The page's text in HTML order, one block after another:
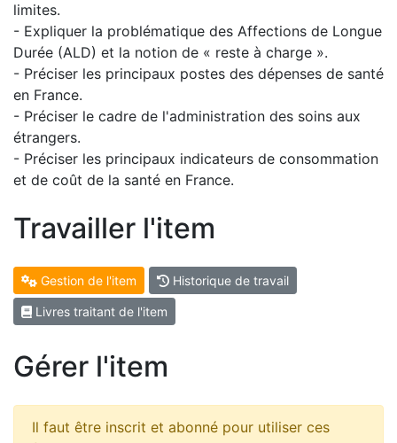
limites.
- Expliquer la problématique des Affections de Longue
Durée (ALD) et la notion de « reste à charge ».
- Préciser les principaux postes des dépenses de santé
en France.
- Préciser le cadre de l'administration des soins aux
étrangers.
- Préciser les principaux indicateurs de consommation
et de coût de la santé en France.
Travailler l'item
Gestion de l'item Historique de travail
Livres traitant de l'item
Gérer l'item
Il faut être inscrit et abonné pour utiliser ces